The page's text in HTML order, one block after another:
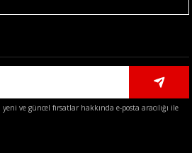
Gönder
ve güncel fırsatlar hakkında e-posta aracılığı ile